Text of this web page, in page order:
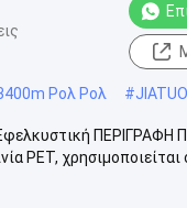
Ρολ Ρολ #
Εφελκυστική
PET, χρησιμοποιείται